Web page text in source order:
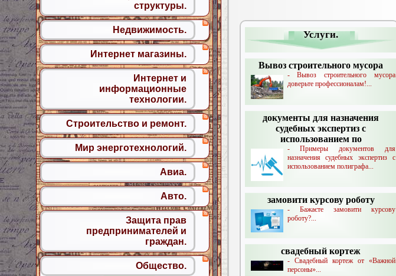
Услуги.
Вывоз строительного мусора
- Вывоз строительного мусора
доверьте профессионалам!...
документы для назначения
судебных экспертиз с
использованием по
- Примеры документов для
назначения судебных экспертиз с
использованием полиграфа...
замовити курсову роботу
- Бажаєте замовити курсову
роботу?...
свадебный кортеж
- Свадебный кортеж от «Важной
персоны»...
структуры.
Недвижимость.
Интернет магазины.
Интернет и
информационные
технологии.
Строительство и ремонт.
Мир энерготехнологий.
Авиа.
Авто.
Защита прав
предпринимателей и
граждан.
Общество.